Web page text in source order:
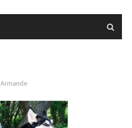
Armande